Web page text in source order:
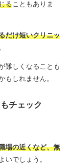
ることもありま
だけ短いクリニッ
難しくなることも
もしれません。
チェック
場の近くなど、無
いでしょう。